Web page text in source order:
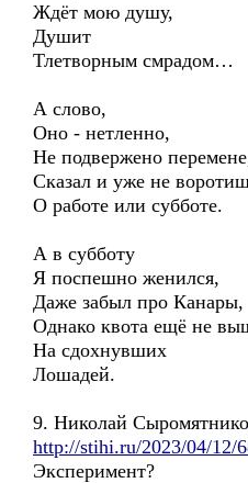
Ждёт мою душу,
Душит
Тлетворным смрадом…
А слово,
Оно - нетленно,
Не подвержено
Сказал и уже не
О работе или субботе.
А в субботу
Я поспешно женился,
Даже забыл про Канары,
Однако квота ещё не
На сдохнувших
Лошадей.
9. Николай
http://stihi.ru/2023/04/12/
Эксперимент?